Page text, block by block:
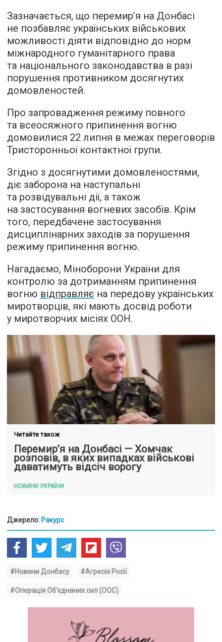
Зазначається, що перемир’я на Донбасі
не позбавляє українських військових
можливості діяти відповідно до норм
міжнародного гуманітарного права
та національного законодавства в разі
порушення противником досягнутих
домовленостей.
Про запровадження режиму повного
та всеосяжного припинення вогню
домовилися 22 липня в межах переговорів
Тристоронньої контактної групи.
Згідно з досягнутими домовленостями,
діє заборона на наступальні
та розвідувальні дії, а також
на застосування вогневих засобів. Крім
того, передбачене застосування
дисциплінарних заходів за порушення
режиму припинення вогню.
Нагадаємо, Міноборони України для
контролю за дотриманням припинення
вогню відправляє на передову українських
миротворців, які мають досвід роботи
у миротворчих місіях ООН.
Читайте також
Перемир’я на Донбасі — Хомчак
розповів, в яких випадках військові
даватимуть відсіч ворогу
НОВИНИ УКРАЇНИ
Джерело: Ракурс
#Новини Донбасу #Агресія Росії
#Операція Об’єднаних сил (ООС)